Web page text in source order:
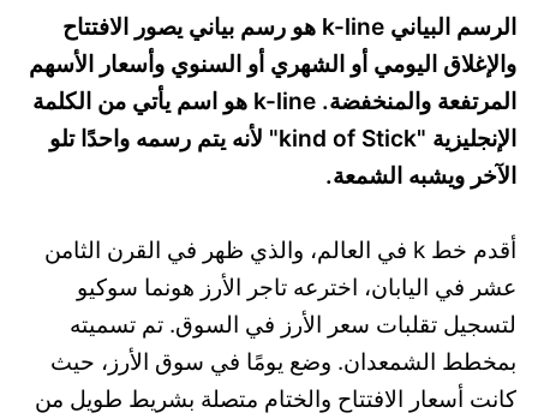
الرسم البياني k-line هو رسم بياني يصور الافتتاح
والإغلاق اليومي أو الشهري أو السنوي وأسعار الأسهم
المرتفعة والمنخفضة. k-line هو اسم يأتي من الكلمة
الإنجليزية "kind of Stick" لأنه يتم رسمه واحدًا تلو
الآخر ويشبه الشمعة.
أقدم خط k في العالم، والذي ظهر في القرن الثامن
عشر في اليابان، اخترعه تاجر الأرز هونما سوكيو
لتسجيل تقلبات سعر الأرز في السوق. تم تسميته
بمخطط الشمعدان. وضع يومًا في سوق الأرز، حيث
كانت أسعار الافتتاح والختام متصلة بشريط طويل من